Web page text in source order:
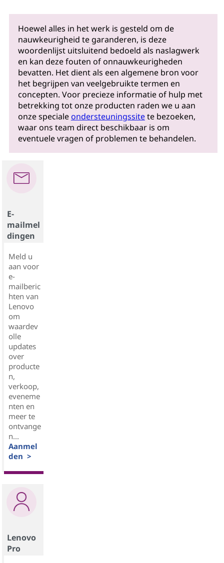
Hoewel alles in het werk is gesteld om de
nauwkeurigheid te garanderen, is deze
woordenlijst uitsluitend bedoeld als naslagwerk
en kan deze fouten of onnauwkeurigheden
bevatten. Het dient als een algemene bron voor
het begrijpen van veelgebruikte termen en
concepten. Voor precieze informatie of hulp met
betrekking tot onze producten raden we u aan
onze specialeondersteuningssitete bezoeken,
waar ons team direct beschikbaar is om
eventuele vragen of problemen te behandelen.
E-
mailmel
dingen
Meld u
aan voor
e-
mailberic
hten van
Lenovo
om
waardev
olle
updates
over
producte
n,
verkoop,
eveneme
nten en
meer te
ontvange
n...
Aanmel
den >
Lenovo
Pro